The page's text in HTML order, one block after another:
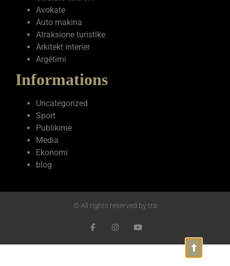
Dyer
Dural
Dekore arredime
Celulare telefoni
Avokate
Atraksione turistike
Argëtimi
Informations
Uncategorized
Sport